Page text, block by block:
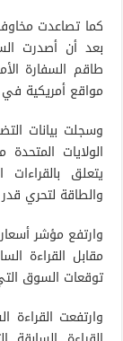
كما تصاعدت
بعد أن أصدرت
طاقم السفارة
مواقع أمريكية
وسجلت بيانات
الولايات
يتعلق
والطاقة لتحري
توقعات السوق التي